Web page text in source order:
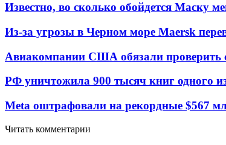
Известно, во сколько обойдется Маску
Из-за угрозы в Черном море Maersk
Авиакомпании США обязали проверить
РФ уничтожила 900 тысяч книг одного из
Meta оштрафовали на рекордные $567
Читать комментарии